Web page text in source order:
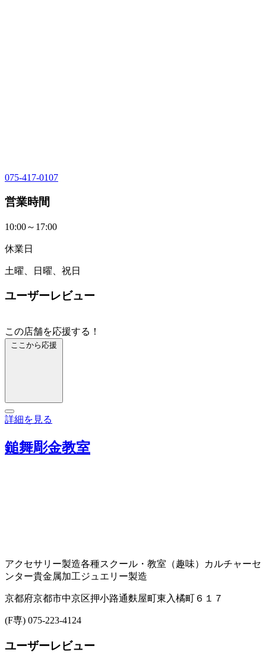
075-417-0107
営業時間
10:00～17:00
休業日
土曜、日曜、祝日
ユーザーレビュー
この店舗を応援する！
ここから応援
詳細を見る
鎚舞彫金教室
アクセサリー製造各種スクール・教室（趣味）
カルチャーセ
ンター貴金属加工ジュエリー製造
京都府京都市中京区押小路通麩屋町東入橘町６１７
(F専) 075-223-4124
ユーザーレビュー